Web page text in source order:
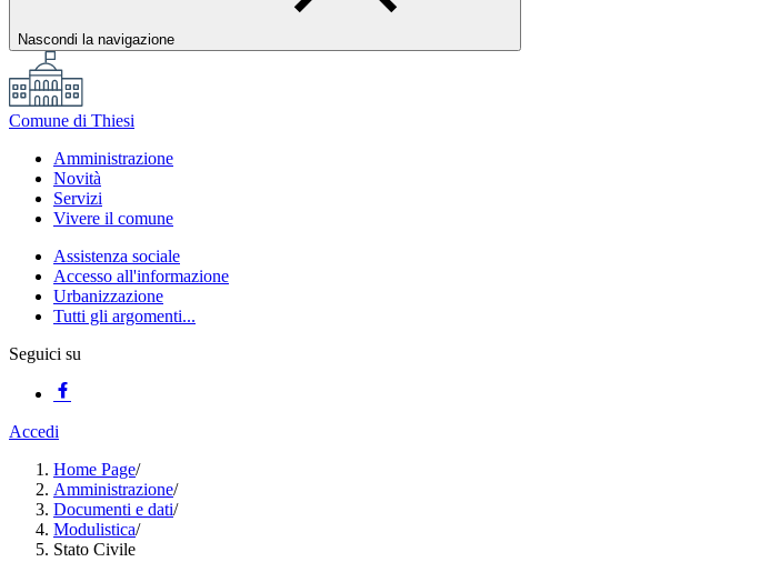
Nascondi la navigazione
Comune di Thiesi
Amministrazione
Novità
Servizi
Vivere il comune
Assistenza sociale
Accesso all'informazione
Urbanizzazione
Tutti gli argomenti...
Seguici su
Accedi
Home Page/
Amministrazione/
Documenti e dati/
Modulistica/
Stato Civile